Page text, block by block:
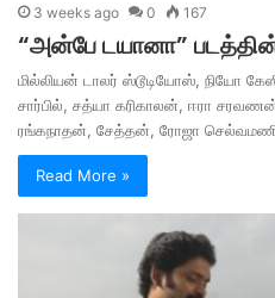
3 weeks ago 0 167
“அன்பே டயானா”
மில்லியன் டாலர் ஸ்டூடியோஸ், நியோ
சார்பில், சத்யா கரிகாலன், ஈரா
ரங்கநாதன், சேத்தன், ரோஜா
Read More »